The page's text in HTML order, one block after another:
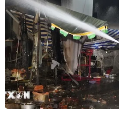
Mưa lớn gây
nhiều nơi tại Lai Châu
08/07/2026 03:58